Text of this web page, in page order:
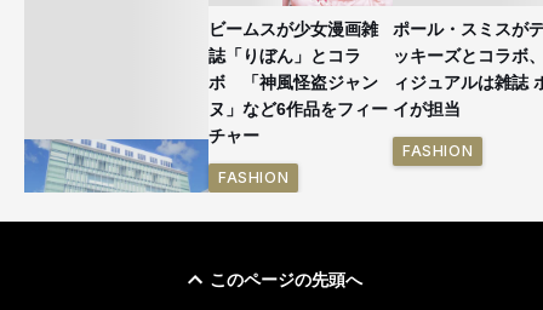
ビームスが少女漫画雑
誌「りぼん」とコラ
ボ 「神風怪盗ジャン
ヌ」など6作品をフィー
チャー
FASHION
ポール・スミスが
ッキーズとコラボ
ィジュアルは雑誌
イが担当
FASHION
このページの先頭へ